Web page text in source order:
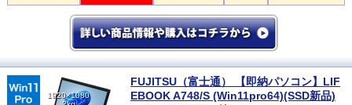
1920×1080
FUJITSU（富士通） 【即納パソコン】LIF
EBOOK A748/S (Win11pro64)(SSD新品)